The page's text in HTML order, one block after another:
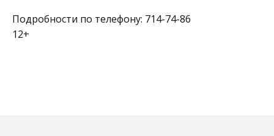
Подробности по телефону: 714-74-86
12+